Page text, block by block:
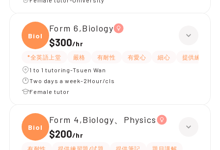
Biolo
Form 6,Biology
$300/hr
*全英語上堂 嚴格 有耐性 有愛心 細心
提供練習題/
1 to 1 tutoring-Tsuen Wan
Two days a week-2Hour/cls
Female tutor
Biolo
Form 4,Biology、Physics
$200/hr
有耐性 提供練習題/試題 提供筆記
題目講解